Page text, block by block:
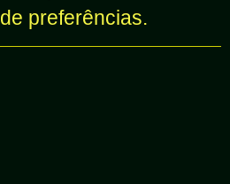
de preferências.